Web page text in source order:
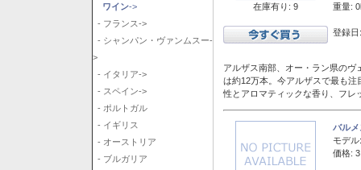
ワイン->
- フランス->
- シャンパン・ヴァンムスー-
>
- イタリア->
- スペイン->
- ポルトガル
- イギリス
- オーストリア
- ブルガリア
在庫有り: 9 重量:
登録
アルザス南部、オー・ラン県の
は約12万本。今アルザスで最も
性とアロマティックな香り、フレ
バル
モデル:
価格: